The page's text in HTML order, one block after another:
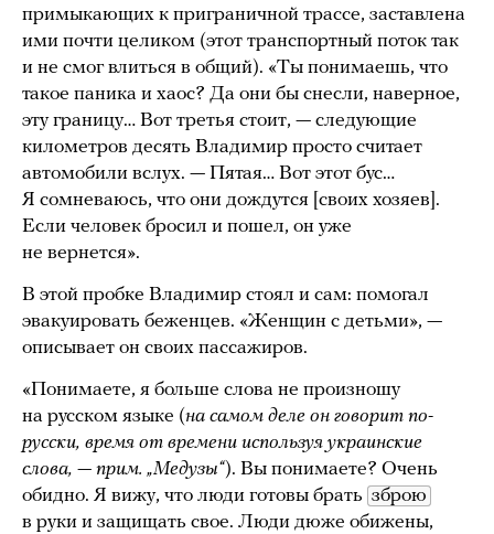
примыкающих к приграничной трассе, заставлена
ими почти целиком (этот транспортный поток так
и не смог влиться в общий). «Ты понимаешь, что
такое паника и хаос? Да они бы снесли, наверное,
эту границу… Вот третья стоит, — следующие
километров десять Владимир просто считает
автомобили вслух. — Пятая… Вот этот бус…
Я сомневаюсь, что они дождутся [своих хозяев].
Если человек бросил и пошел, он уже
не вернется».
В этой пробке Владимир стоял и сам: помогал
эвакуировать беженцев. «Женщин с детьми», —
описывает он своих пассажиров.
«Понимаете, я больше слова не произношу
на русском языке (на самом деле он говорит по-
русски, время от времени используя украинские
слова, — прим. „Медузы“). Вы понимаете? Очень
обидно. Я вижу, что люди готовы брать зброю
в руки и защищать свое. Люди дюже обижены,